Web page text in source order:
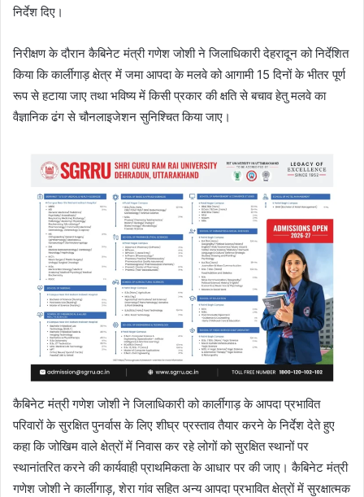
निर्देश दिए।
निरीक्षण के दौरान कैबिनेट मंत्री गणेश जोशी ने जिलाधिकारी देहरादून को निर्देशित
किया कि कार्लीगाड़ क्षेत्र में जमा आपदा के मलवे को आगामी 15 दिनों के भीतर पूर्ण
रूप से हटाया जाए तथा भविष्य में किसी प्रकार की क्षति से बचाव हेतु मलवे का
वैज्ञानिक ढंग से चौनलाइजेशन सुनिश्चित किया जाए।
कैबिनेट मंत्री गणेश जोशी ने जिलाधिकारी को कार्लीगाड़ के आपदा प्रभावित
परिवारों के सुरक्षित पुनर्वास के लिए शीघ्र प्रस्ताव तैयार करने के निर्देश देते हुए
कहा कि जोखिम वाले क्षेत्रों में निवास कर रहे लोगों को सुरक्षित स्थानों पर
स्थानांतरित करने की कार्यवाही प्राथमिकता के आधार पर की जाए। कैबिनेट मंत्री
गणेश जोशी ने कार्लीगाड़, शेरा गांव सहित अन्य आपदा प्रभावित क्षेत्रों में सुरक्षात्मक